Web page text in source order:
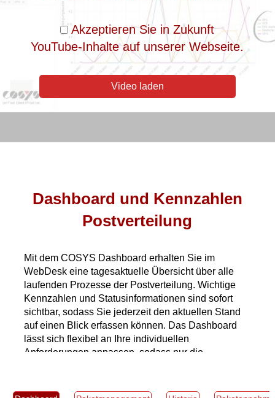
Akzeptieren Sie in Zukunft
YouTube-Inhalte auf unserer Webseite.
Video laden
Dashboard und Kennzahlen
Postverteilung
Mit dem COSYS Dashboard erhalten Sie im
WebDesk eine tagesaktuelle Übersicht über alle
laufenden Prozesse der Postverteilung. Wichtige
Kennzahlen und Statusinformationen sind sofort
sichtbar, sodass Sie jederzeit den aktuellen Stand
auf einen Blick erfassen können. Das Dashboard
lässt sich flexibel an Ihre individuellen
Anforderungen anpassen, sodass nur die